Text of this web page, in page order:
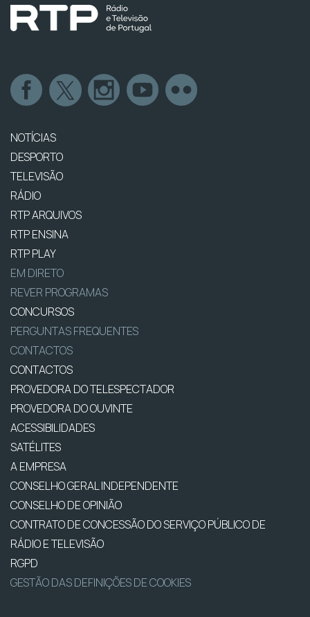
NOTÍCIAS
DESPORTO
TELEVISÃO
RÁDIO
RTP ARQUIVOS
RTP ENSINA
RTP PLAY
EM DIRETO
REVER PROGRAMAS
CONCURSOS
PERGUNTAS FREQUENTES
CONTACTOS
CONTACTOS
PROVEDORA DO TELESPECTADOR
PROVEDORA DO OUVINTE
ACESSIBILIDADES
SATÉLITES
A EMPRESA
CONSELHO GERAL INDEPENDENTE
CONSELHO DE OPINIÃO
CONTRATO DE CONCESSÃO DO SERVIÇO PÚBLICO DE
RÁDIO E TELEVISÃO
RGPD
GESTÃO DAS DEFINIÇÕES DE COOKIES